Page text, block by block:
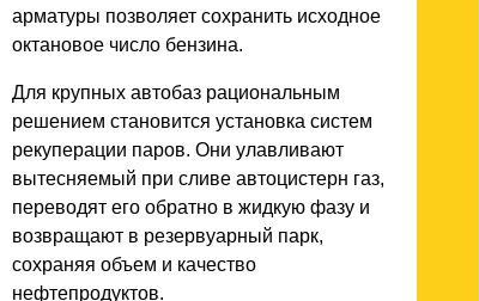
арматуры позволяет сохранить исходное
октановое число бензина.
Для крупных автобаз рациональным
решением становится установка систем
рекуперации паров. Они улавливают
вытесняемый при сливе автоцистерн газ,
переводят его обратно в жидкую фазу и
возвращают в резервуарный парк,
сохраняя объем и качество
нефтепродуктов.